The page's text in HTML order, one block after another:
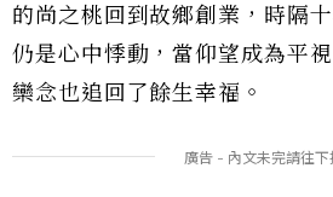
的尚之桃回到故鄉創業，時隔
仍是心中悸動，當仰望成為平
欒念也追回了餘生幸福。